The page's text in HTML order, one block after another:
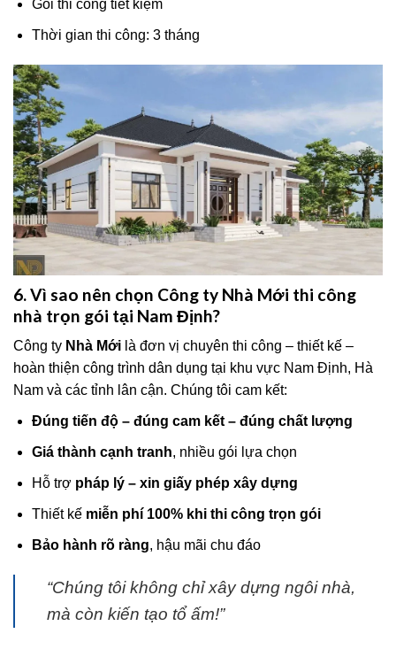
Gói thi công tiết kiệm
Thời gian thi công: 3 tháng
6. Vì sao nên chọn Công ty Nhà Mới thi công
nhà trọn gói tại Nam Định?
Công ty Nhà Mới là đơn vị chuyên thi công – thiết kế –
hoàn thiện công trình dân dụng tại khu vực Nam Định, Hà
Nam và các tỉnh lân cận. Chúng tôi cam kết:
Đúng tiến độ – đúng cam kết – đúng chất lượng
Giá thành cạnh tranh, nhiều gói lựa chọn
Hỗ trợ pháp lý – xin giấy phép xây dựng
Thiết kế miễn phí 100% khi thi công trọn gói
Bảo hành rõ ràng, hậu mãi chu đáo
“Chúng tôi không chỉ xây dựng ngôi nhà,
mà còn kiến tạo tổ ấm!”